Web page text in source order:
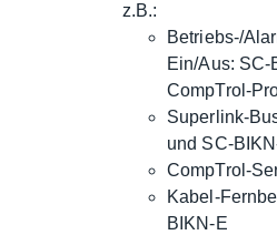
z.B.:
Betriebs-/
Ein/Aus: SC-
CompTrol-
Superlink-
und SC-
CompTrol-
Kabel-
BIKN-E